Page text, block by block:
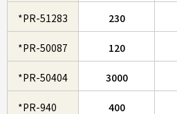
*PR-51283 230
*PR-50087 120
*PR-50404 3000
*PR-940 400